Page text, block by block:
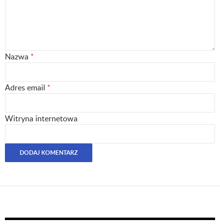
Nazwa *
Adres email *
Witryna internetowa